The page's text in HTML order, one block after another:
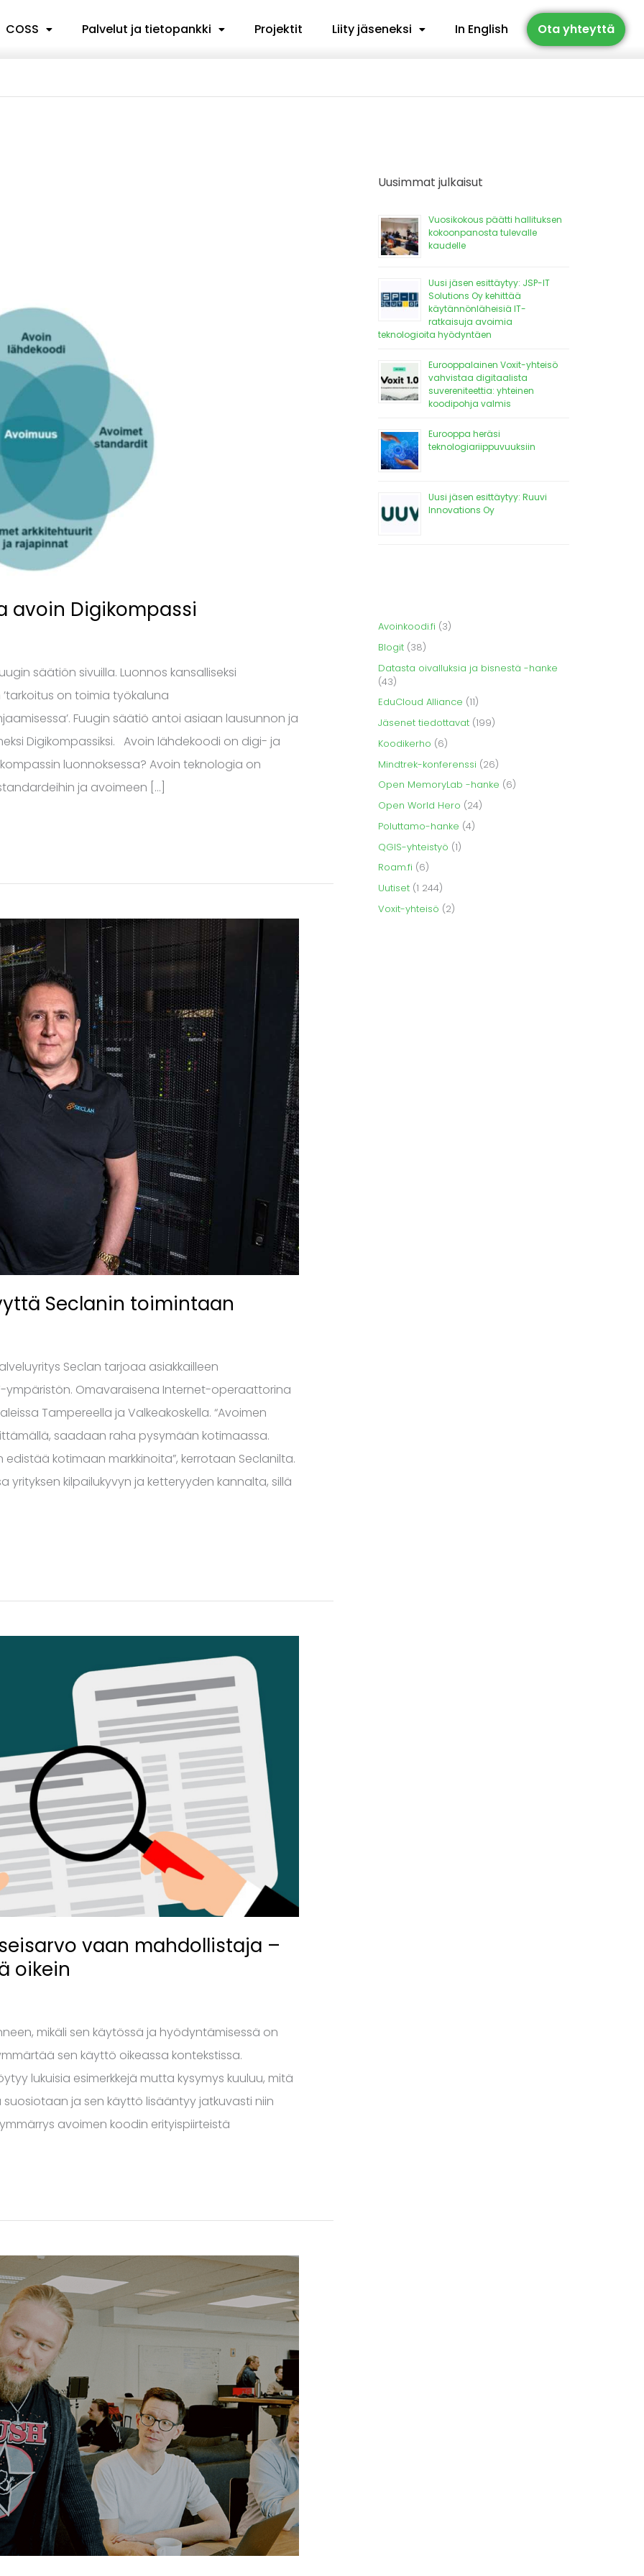
COSS Palvelut ja tietopankki Projektit Liity jäseneksi In English Ota yhteyttä
avoin Digikompassi
säätiön sivuilla. Luonnos kansalliseksi
on toimia työkaluna
Fuugin säätiö antoi asiaan lausunnon ja
Digikompassiksi. Avoin lähdekoodi on digi- ja
luonnoksessa? Avoin teknologia on
ja avoimeen […]
Seclanin toimintaan
Seclan tarjoaa asiakkailleen
ympäristön. Omavaraisena Internet-operaattorina
Tampereella ja Valkeakoskella. “Avoimen
saadaan raha pysymään kotimaassa.
kotimaan markkinoita”, kerrotaan Seclanilta.
yrityksen kilpailukyvyn ja ketteryyden kannalta, sillä
vaan mahdollistaja –
oikein
mikäli sen käytössä ja hyödyntämisessä on
sen käyttö oikeassa kontekstissa.
lukuisia esimerkkejä mutta kysymys kuuluu, mitä
ja sen käyttö lisääntyy jatkuvasti niin
ymmärrys avoimen koodin erityispiirteistä
Uusimmat julkaisut
Vuosikokous päätti hallituksen
kokoonpanosta tulevalle
kaudelle
Uusi jäsen esittäytyy: JSP-IT
Solutions Oy kehittää
käytännönläheisiä IT-
ratkaisuja avoimia
teknologioita hyödyntäen
Eurooppalainen Voxit-yhteisö
vahvistaa digitaalista
suvereniteettia: yhteinen
koodipohja valmis
Eurooppa heräsi
teknologiariippuvuuksiin
Uusi jäsen esittäytyy: Ruuvi
Innovations Oy
Avoinkoodi.fi (3)
Blogit (38)
Datasta oivalluksia ja bisnestä -hanke
(43)
EduCloud Alliance (11)
Jäsenet tiedottavat (199)
Koodikerho (6)
Mindtrek-konferenssi (26)
Open MemoryLab -hanke (6)
Open World Hero (24)
Poluttamo-hanke (4)
QGIS-yhteistyö (1)
Roam.fi (6)
Uutiset (1 244)
Voxit-yhteisö (2)